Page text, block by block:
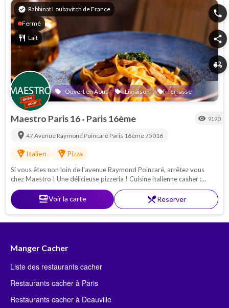
verified Rabbinat Loubavitch de France
Fermé
restaurant Lait
local_offer Ouvert en Aout local_offer Livraison local_offer Terrasse
phone
share
delivery_dining
Maestro Paris 16 • Paris 16ème visibility 9190
location_on 47 Avenue Raymond Poincaré Paris 16ème75016
local_pizzaItalien local_pizzaPizza
Si vous êtes non loin de l'avenue Raymond Poincaré, arrêtez vous
chez Maestro ! Une délicieuse pizzeria ! Cuisine italienne casher :
Pâtes - pizzas - antipasti. Proche de la Porte Maillot
set_mealVoir la carte restaurant_menuReserver
Manger Cacher
Liste des restaurants cacher
Restaurants cacher à Paris
Restaurants cacher à Deauville